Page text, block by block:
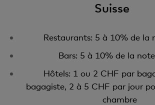
Suisse
Restaurants: 5 à 10% de la
Bars: 5 à 10% de la
Hôtels: 1 ou 2 CHF par
bagagiste, 2 à 5 CHF par jour
chambre